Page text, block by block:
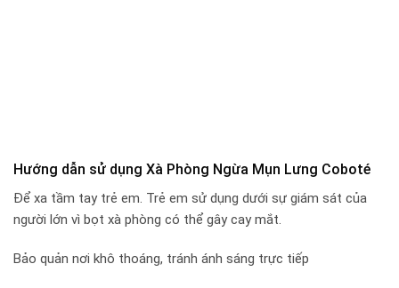
Hướng dẫn sử dụng Xà Phòng Ngừa Mụn Lưng Coboté
Để xa tầm tay trẻ em. Trẻ em sử dụng dưới sự giám sát của
người lớn vì bọt xà phòng có thể gây cay mắt.
Bảo quản nơi khô thoáng, tránh ánh sáng trực tiếp